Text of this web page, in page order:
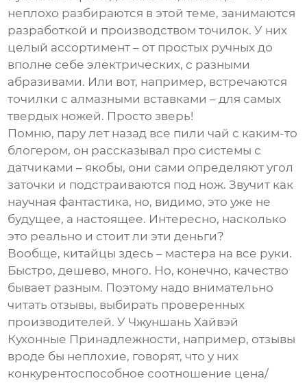
неплохо разбираются в этой теме, занимаются
разработкой и производством точилок. У них
целый ассортимент – от простых ручных до
вполне себе электрических, с разными
абразивами. Или вот, например, встречаются
точилки с алмазными вставками – для самых
твердых ножей. Просто зверь!
Помню, пару лет назад все пили чай с каким-то
блогером, он рассказывал про системы с
датчиками – якобы, они сами определяют угол
заточки и подстраиваются под нож. Звучит как
научная фантастика, но, видимо, это уже не
будущее, а настоящее. Интересно, насколько
это реально и стоит ли эти деньги?
Вообще, китайцы здесь – мастера на все руки.
Быстро, дешево, много. Но, конечно, качество
бывает разным. Поэтому надо внимательно
читать отзывы, выбирать проверенных
производителей. У Чжуншань Хайвэй
Кухонные Принадлежности, например, отзывы
вроде бы неплохие, говорят, что у них
конкурентоспособное соотношение цена/